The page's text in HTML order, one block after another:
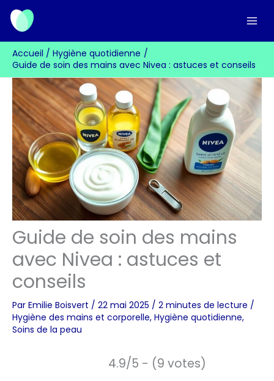
Aller
contenu
Accueil
Hygiène quotidienne
Guide de soin des mains avec Nivea : astuces et conseils
Guide de soin des mains
avec Nivea : astuces et
conseils
Par Emilie Boisvert / 22 mai 2025 / 2 minutes de lecture /
Hygiène des mains et corporelle, Hygiène quotidienne,
Soins de la peau
4.9/5 - (9 votes)